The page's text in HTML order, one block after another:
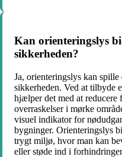
Kan orienteringslys
sikkerheden?
Ja, orienteringslys kan
sikkerheden. Ved at tilbyde
hjælper det med at reducere
overraskelser i mørke
visuel indikator for
bygninger. Orienteringslys
trygt miljø, hvor man kan
eller støde ind i